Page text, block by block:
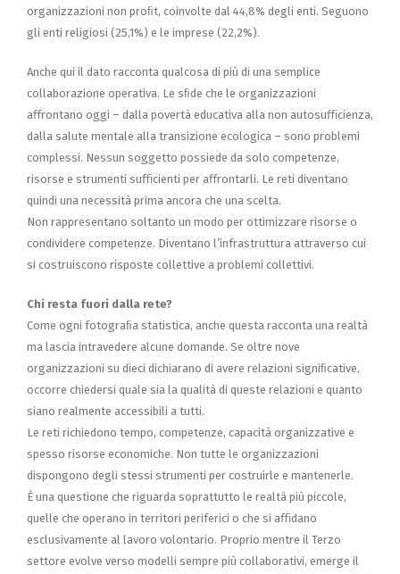
organizzazioni non proﬁt, coinvolte dal 44,8% degli enti. Seguono
gli enti religiosi (25,1%) e le imprese (22,2%).
Anche qui il dato racconta qualcosa di più di una semplice
collaborazione operativa. Le sﬁde che le organizzazioni
aﬀrontano oggi – dalla povertà educativa alla non autosuﬃcienza,
dalla salute mentale alla transizione ecologica – sono problemi
complessi. Nessun soggetto possiede da solo competenze,
risorse e strumenti suﬃcienti per aﬀrontarli. Le reti diventano
quindi una necessità prima ancora che una scelta.
Non rappresentano soltanto un modo per ottimizzare risorse o
condividere competenze. Diventano l’infrastruttura attraverso cui
si costruiscono risposte collettive a problemi collettivi.
Chi resta fuori dalla rete?
Come ogni fotograﬁa statistica, anche questa racconta una realtà
ma lascia intravedere alcune domande. Se oltre nove
organizzazioni su dieci dichiarano di avere relazioni signiﬁcative,
occorre chiedersi quale sia la qualità di queste relazioni e quanto
siano realmente accessibili a tutti.
Le reti richiedono tempo, competenze, capacità organizzative e
spesso risorse economiche. Non tutte le organizzazioni
dispongono degli stessi strumenti per costruirle e mantenerle.
È una questione che riguarda soprattutto le realtà più piccole,
quelle che operano in territori periferici o che si aﬃdano
esclusivamente al lavoro volontario. Proprio mentre il Terzo
settore evolve verso modelli sempre più collaborativi, emerge il